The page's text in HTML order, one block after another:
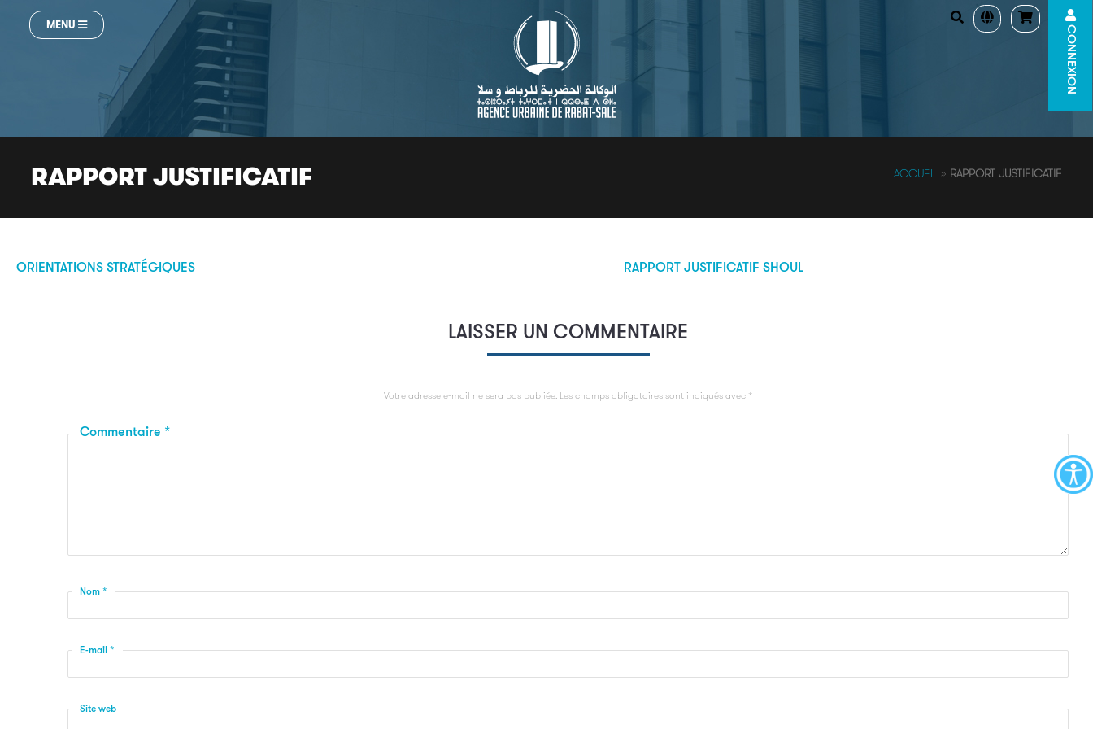
MENU CONNEXION
RAPPORT JUSTIFICATIF ACCUEIL» RAPPORT JUSTIFICATIF
Navigation
ORIENTATIONS STRATÉGIQUES RAPPORT JUSTIFICATIF SHOUL
LAISSER UN COMMENTAIRE
Votre adresse e-mail ne sera pas publiée. Les champs obligatoires sont indiqués avec *
Commentaire *
Nom *
E-mail *
Site web